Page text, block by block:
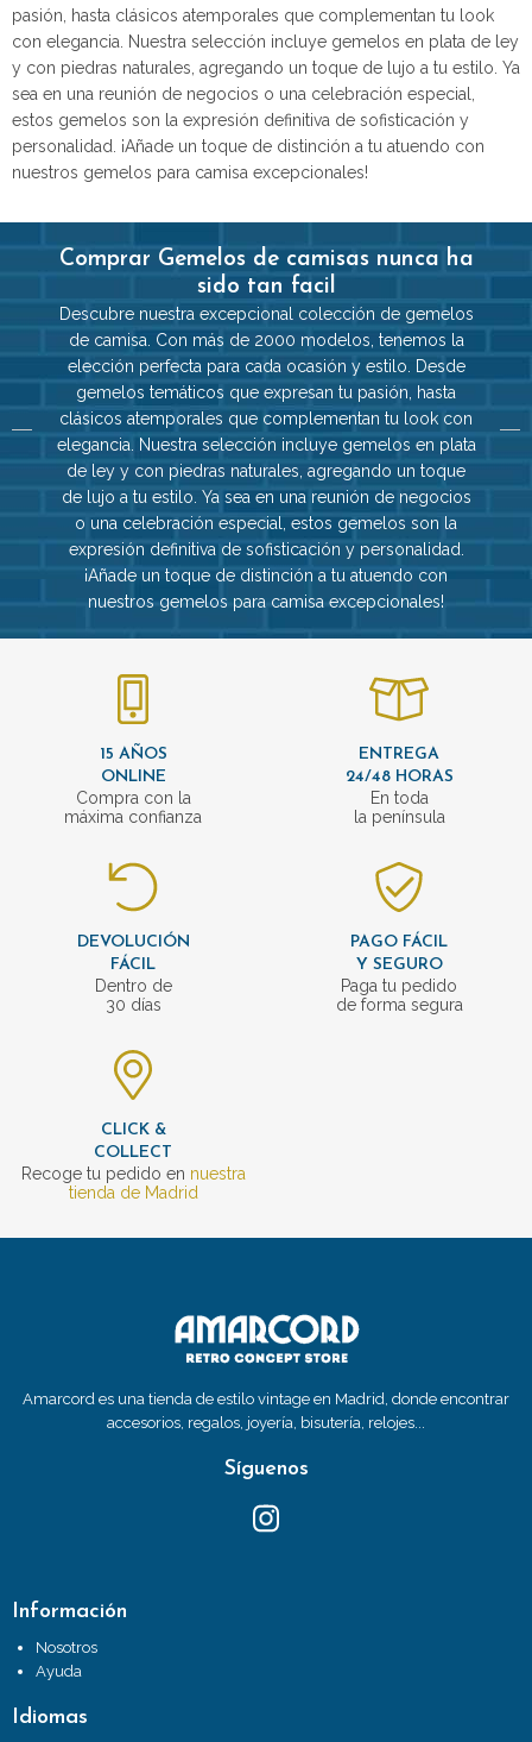
Comprar Gemelos de camisas nunca ha
sido tan facil
Descubre nuestra excepcional colección de gemelos
de camisa. Con más de 2000 modelos, tenemos la
elección perfecta para cada ocasión y estilo. Desde
gemelos temáticos que expresan tu pasión, hasta
clásicos atemporales que complementan tu look con
elegancia. Nuestra selección incluye gemelos en plata
de ley y con piedras naturales, agregando un toque
de lujo a tu estilo. Ya sea en una reunión de negocios
o una celebración especial, estos gemelos son la
expresión definitiva de sofisticación y personalidad.
¡Añade un toque de distinción a tu atuendo con
nuestros gemelos para camisa excepcionales!
pasión, hasta clásicos atemporales que complementan tu look
con elegancia. Nuestra selección incluye gemelos en plata de ley
y con piedras naturales, agregando un toque de lujo a tu estilo. Ya
sea en una reunión de negocios o una celebración especial,
estos gemelos son la expresión definitiva de sofisticación y
personalidad. ¡Añade un toque de distinción a tu atuendo con
nuestros gemelos para camisa excepcionales!
15 AÑOS
ONLINE
Compra con la
máxima confianza
ENTREGA
24/48 HORAS
En toda
la península
DEVOLUCIÓN
FÁCIL
Dentro de
30 días
PAGO FÁCIL
Y SEGURO
Paga tu pedido
de forma segura
CLICK &
COLLECT
Recoge tu pedido en nuestra
tienda de Madrid
Amarcord es una tienda de estilo vintage en Madrid, donde encontrar
accesorios, regalos, joyería, bisutería, relojes...
Síguenos
Información
Nosotros
Ayuda
Idiomas